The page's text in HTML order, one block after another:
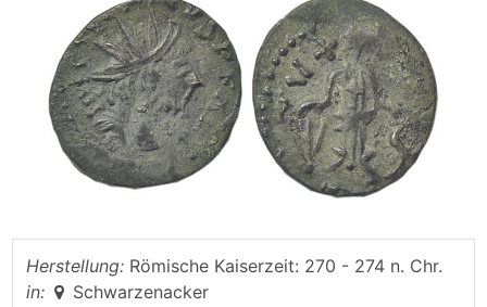
Herstellung: Römische Kaiserzeit: 270 - 274 n. Chr.
in:
Schwarzenacker